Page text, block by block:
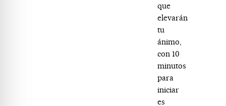
que
elevarán
tu
ánimo,
con 10
minutos
para
iniciar
es